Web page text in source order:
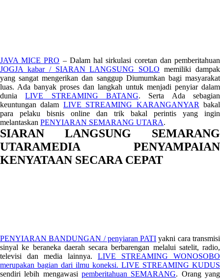
JAVA MICE PRO – Dalam hal sirkulasi coretan dan pemberitahuan
JOGJA kabar / SIARAN LANGSUNG SOLO memiliki dampak
yang sangat mengerikan dan sanggup Diumumkan bagi masyarakat
luas. Ada banyak proses dan langkah untuk menjadi penyiar dalam
duniaLIVE STREAMING BATANG. Serta Ada sebagian
keuntungan dalam LIVE STREAMING KARANGANYAR bakal
para pelaku bisnis online dan trik bakal perintis yang ingin
melantaskan PENYIARAN SEMARANG UTARA.
SIARAN LANGSUNG SEMARANG
UTARAMEDIA PENYAMPAIAN
KENYATAAN SECARA CEPAT
PENYIARAN BANDUNGAN / penyiaran PATI yakni cara transmisi
sinyal ke beraneka daerah secara berbarengan melalui satelit, radio,
televisi dan media lainnya. LIVE STREAMING WONOSOBO
merupakan bagian dari ilmu koneksi. LIVE STREAMING KUDUS
sendiri lebih mengawasi pemberitahuan SEMARANG. Orang yang